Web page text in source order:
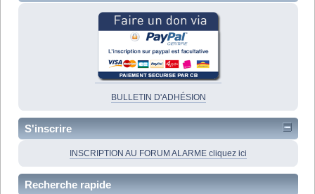
BULLETIN D'ADHÉSION
S'inscrire
INSCRIPTION AU FORUM ALARME cliquez ici
Recherche rapide